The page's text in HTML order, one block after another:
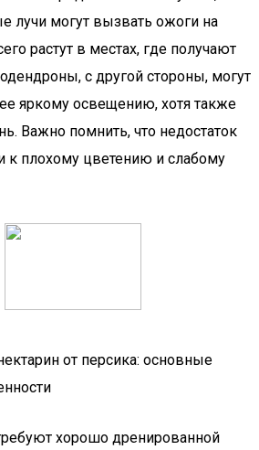
лучи могут вызвать ожоги на
растут в местах, где получают
с другой стороны, могут
яркому освещению, хотя также
Важно помнить, что недостаток
к плохому цветению и слабому
от персика: основные
хорошо дренированной